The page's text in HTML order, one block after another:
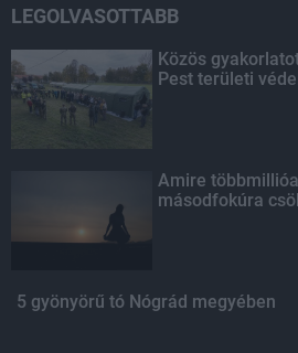
LEGOLVASOTTABB
Közös
Pest területi
Amire
másodfokúra
5 gyönyörű tó Nógrád megyében